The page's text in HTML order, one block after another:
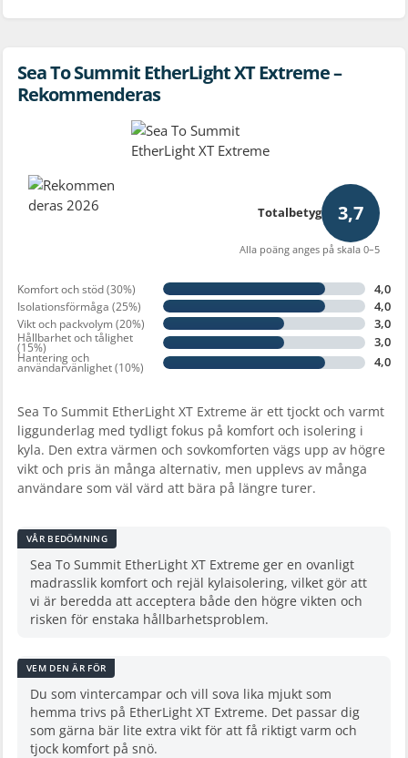
Sea To Summit EtherLight XT Extreme –
Rekommenderas
Komfort och stöd (30%) 4,0
Isolationsförmåga (25%) 4,0
Vikt och packvolym (20%) 3,0
Hållbarhet och tålighet
(15%) 3,0
Hantering och
användarvänlighet (10%) 4,0
Totalbetyg 3,7
Alla poäng anges på skala 0–5
Sea To Summit EtherLight XT Extreme är ett tjockt och varmt
liggunderlag med tydligt fokus på komfort och isolering i
kyla. Den extra värmen och sovkomforten vägs upp av högre
vikt och pris än många alternativ, men upplevs av många
användare som väl värd att bära på längre turer.
VÅR BEDÖMNING
Sea To Summit EtherLight XT Extreme ger en ovanligt
madrasslik komfort och rejäl kylaisolering, vilket gör att
vi är beredda att acceptera både den högre vikten och
risken för enstaka hållbarhetsproblem.
VEM DEN ÄR FÖR
Du som vintercampar och vill sova lika mjukt som
hemma trivs på EtherLight XT Extreme. Det passar dig
som gärna bär lite extra vikt för att få riktigt varm och
tjock komfort på snö.